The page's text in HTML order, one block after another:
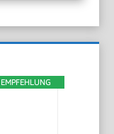
EMPFEHLUNG